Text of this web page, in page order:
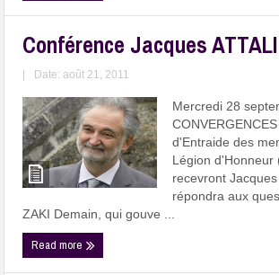
Conférence Jacques ATTALI
Date: août 21, 2011
Mercredi 28
d'Entraide des
Légion d'Honneur
recevront
répondra aux
ZAKI Demain, qui gouve ...
Read more